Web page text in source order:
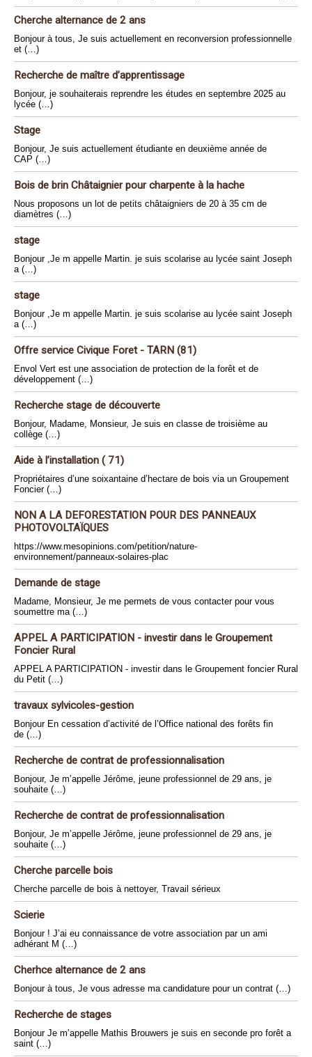
Cherche alternance de 2 ans
Bonjour à tous, Je suis actuellement en reconversion professionnelle
et (…)
Recherche de maître d’apprentissage
Bonjour, je souhaiterais reprendre les études en septembre 2025 au
lycée (…)
Stage
Bonjour, Je suis actuellement étudiante en deuxième année de
CAP (…)
Bois de brin Châtaignier pour charpente à la hache
Nous proposons un lot de petits châtaigniers de 20 à 35 cm de
diamètres (…)
stage
Bonjour ,Je m appelle Martin. je suis scolarise au lycée saint Joseph
a (…)
stage
Bonjour ,Je m appelle Martin. je suis scolarise au lycée saint Joseph
a (…)
Offre service Civique Foret - TARN (81)
Envol Vert est une association de protection de la forêt et de
développement (…)
Recherche stage de découverte
Bonjour, Madame, Monsieur, Je suis en classe de troisième au
collège (…)
Aide à l’installation ( 71)
Propriétaires d’une soixantaine d’hectare de bois via un Groupement
Foncier (…)
NON A LA DEFORESTATION POUR DES PANNEAUX
PHOTOVOLTAÏQUES
https://www.mesopinions.com/petition/nature-
environnement/panneaux-solaires-plac
Demande de stage
Madame, Monsieur, Je me permets de vous contacter pour vous
soumettre ma (…)
APPEL A PARTICIPATION - investir dans le Groupement
Foncier Rural
APPEL A PARTICIPATION - investir dans le Groupement foncier Rural
du Petit (…)
travaux sylvicoles-gestion
Bonjour En cessation d’activité de l’Office national des forêts fin
de (…)
Recherche de contrat de professionnalisation
Bonjour, Je m’appelle Jérôme, jeune professionnel de 29 ans, je
souhaite (…)
Recherche de contrat de professionnalisation
Bonjour, Je m’appelle Jérôme, jeune professionnel de 29 ans, je
souhaite (…)
Cherche parcelle bois
Cherche parcelle de bois à nettoyer, Travail sérieux
Scierie
Bonjour ! J’ai eu connaissance de votre association par un ami
adhérant M (…)
Cherhce alternance de 2 ans
Bonjour à tous, Je vous adresse ma candidature pour un contrat (…)
Recherche de stages
Bonjour Je m’appelle Mathis Brouwers je suis en seconde pro forêt a
saint (…)